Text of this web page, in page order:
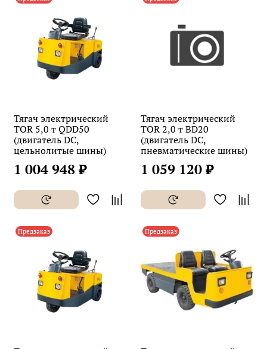
Тягач электрический
TOR 5,0 т QDD50
(двигатель DC,
цельнолитые шины)
1 004 948 ₽
Тягач электрический
TOR 2,0 т BD20
(двигатель DC,
пневматические шины)
1 059 120 ₽
Предзаказ Предзаказ